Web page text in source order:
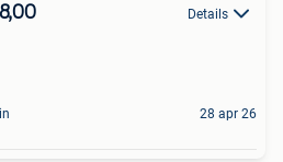
Details
28 apr 26